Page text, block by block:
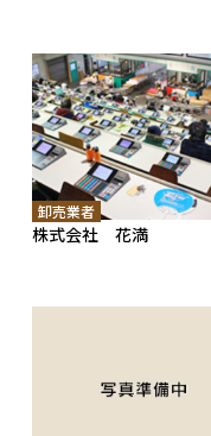
卸売業者
株式会社 花満